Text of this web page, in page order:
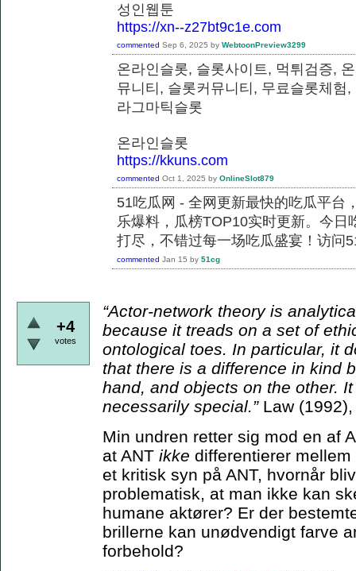
성인웹툰
https://xn--z27bt9c1e.com
commented Sep 6, 2025 by WebtoonPreview3299
온라인슬롯, 슬롯사이트, 먹튀검증,
뮤니티, 슬롯커뮤니티, 무료슬롯체험
라그마틱슬롯
온라인슬롯
https://kkuns.com
commented Oct 1, 2025 by OnlineSlot879
51吃瓜网 - 全网更新最快的吃瓜平台
乐爆料，瓜榜TOP10实时更新。今
打尽，不错过每一场吃瓜盛宴！访问
commented Jan 15 by 51cg
+4
votes
“Actor-network theory is
because it treads on a set of
ontological toes. In particular, it
that there is a difference in kind
hand, and objects on the other.
necessarily special.” Law
Min undren retter sig mod en af
at ANT ikke differentierer
et kritisk syn på ANT, hvornår
problematisk, at man ikke kan
humane aktører? Er der
brillerne kan unødvendigt farve
forbehold?